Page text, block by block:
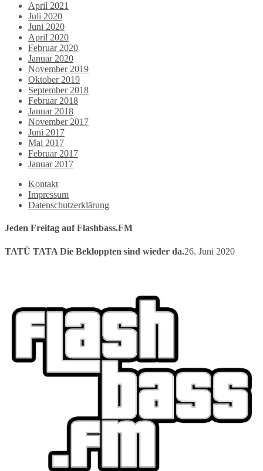
April 2021
Juli 2020
Juni 2020
April 2020
Februar 2020
Januar 2020
November 2019
Oktober 2019
September 2018
Februar 2018
Januar 2018
November 2017
Juni 2017
Mai 2017
Februar 2017
Januar 2017
Kontakt
Impressum
Datenschutzerklärung
Jeden Freitag auf Flashbass.FM
TATÜ TATA Die Bekloppten sind wieder da.26. Juni 2020